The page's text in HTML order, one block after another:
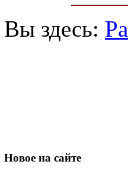
Вы здесь:
Новое на сайте